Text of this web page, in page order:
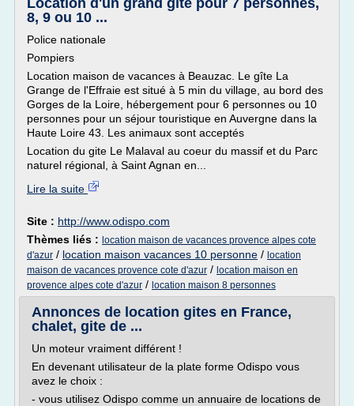
Location d'un grand gite pour 7 personnes,
8, 9 ou 10 ...
Police nationale
Pompiers
Location maison de vacances à Beauzac. Le gîte La
Grange de l'Effraie est situé à 5 min du village, au bord des
Gorges de la Loire, hébergement pour 6 personnes ou 10
personnes pour un séjour touristique en Auvergne dans la
Haute Loire 43. Les animaux sont acceptés
Location du gite Le Malaval au coeur du massif et du Parc
naturel régional, à Saint Agnan en...
Lire la suite
Site : http://www.odispo.com
Thèmes liés : location maison de vacances provence alpes cote
d'azur / location maison vacances 10 personne / location
maison de vacances provence cote d'azur / location maison en
provence alpes cote d'azur / location maison 8 personnes
Annonces de location gites en France,
chalet, gite de ...
Un moteur vraiment différent !
En devenant utilisateur de la plate forme Odispo vous
avez le choix :
- vous utilisez Odispo comme un annuaire de locations de